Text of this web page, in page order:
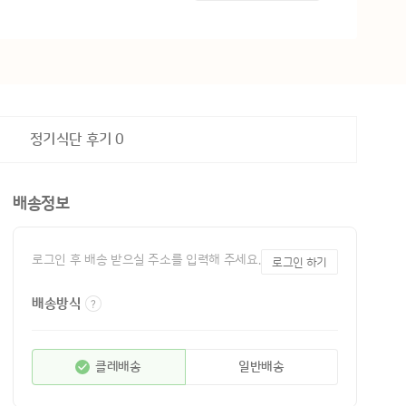
정기식단 후기0
배송정보
로그인 후 배송 받으실 주소를 입력해 주세요. 로그인 하기
배송방식
클레배송 일반배송